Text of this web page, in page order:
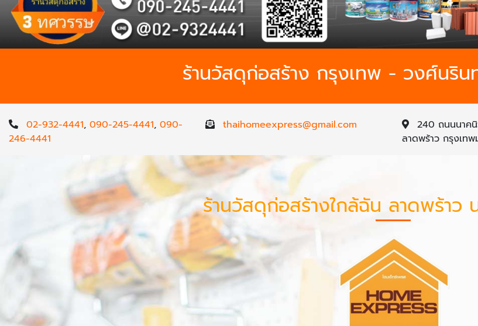
ร้านวัสดุก่อสร้าง กรุงเทพ - วงศ์นริน
02-932-4441, 090-245-4441, 090-
246-4441
thaihomeexpress@gmail.com
240 ถนนนาค
ลาดพร้าว กรุงเท
ร้านวัสดุก่อสร้างใกล้ฉัน ลาดพร้าว